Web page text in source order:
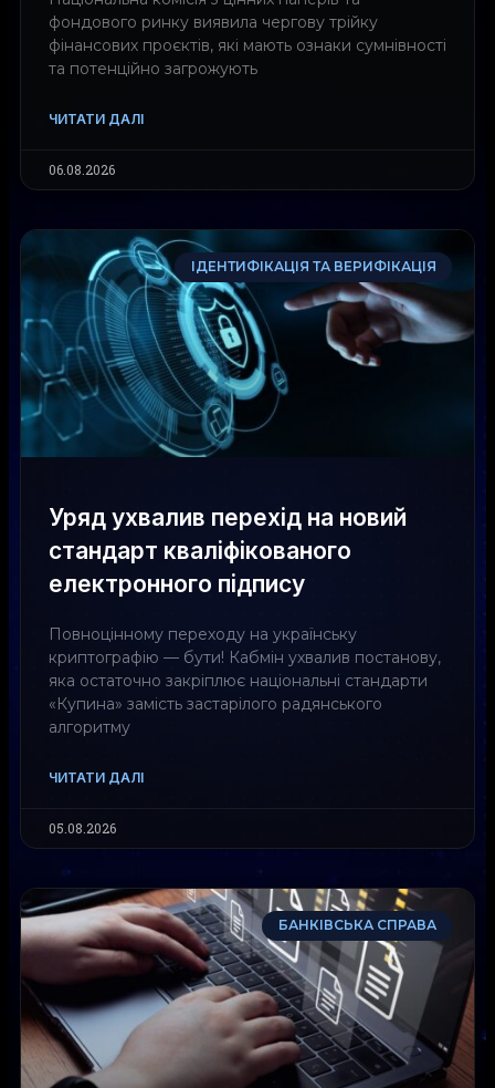
фондового ринку виявила чергову трійку
фінансових проєктів, які мають ознаки сумнівності
та потенційно загрожують
ЧИТАТИ ДАЛІ
06.08.2026
ІДЕНТИФІКАЦІЯ ТА ВЕРИФІКАЦІЯ
Уряд ухвалив перехід на новий
стандарт кваліфікованого
електронного підпису
Повноцінному переходу на українську
криптографію — бути! Кабмін ухвалив постанову,
яка остаточно закріплює національні стандарти
«Купина» замість застарілого радянського
алгоритму
ЧИТАТИ ДАЛІ
05.08.2026
БАНКІВСЬКА СПРАВА